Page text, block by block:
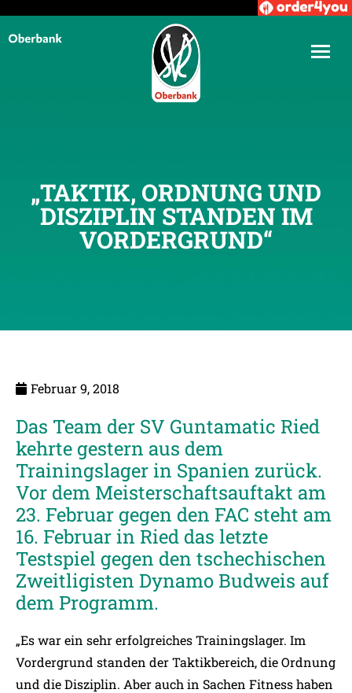
„TAKTIK, ORDNUNG UND
DISZIPLIN STANDEN IM
VORDERGRUND“
Februar 9, 2018
Das Team der SV Guntamatic Ried
kehrte gestern aus dem
Trainingslager in Spanien zurück.
Vor dem Meisterschaftsauftakt am
23. Februar gegen den FAC steht am
16. Februar in Ried das letzte
Testspiel gegen den tschechischen
Zweitligisten Dynamo Budweis auf
dem Programm.
„Es war ein sehr erfolgreiches Trainingslager. Im
Vordergrund standen der Taktikbereich, die Ordnung
und die Disziplin. Aber auch in Sachen Fitness haben